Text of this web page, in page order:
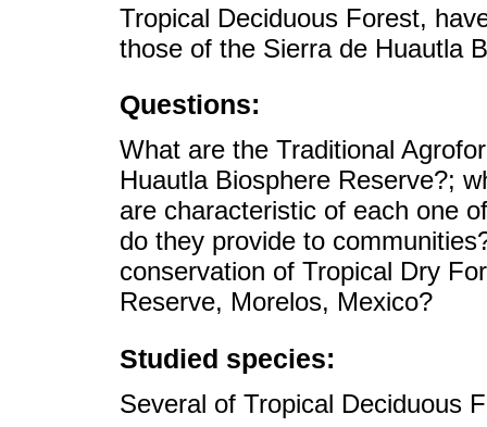
Tropical Deciduous Forest,
those of the Sierra de Huautla
Questions:
What are the Traditional
Huautla Biosphere Reserve?;
are characteristic of each one
do they provide to
conservation of Tropical Dry
Reserve, Morelos, Mexico?
Studied species:
Several of Tropical Deciduous